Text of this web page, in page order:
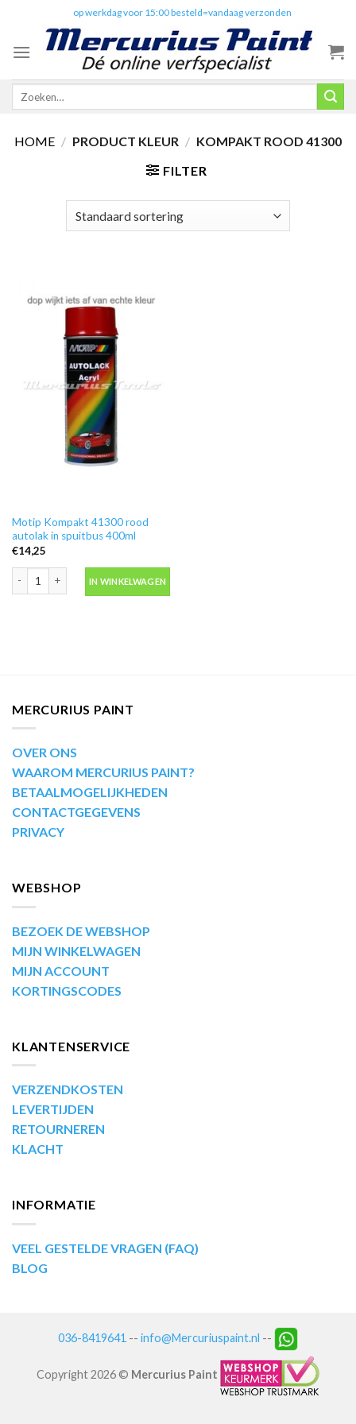
content
op werkdag voor 15:00 besteld=vandaag verzonden
Zoeken
HOME / PRODUCT KLEUR / KOMPAKT ROOD 41300
FILTER
Motip Kompakt 41300 rood
autolak in spuitbus 400ml
€14,25
IN WINKELWAGEN
MERCURIUS PAINT
OVER ONS
WAAROM MERCURIUS PAINT?
BETAALMOGELIJKHEDEN
CONTACTGEGEVENS
PRIVACY
WEBSHOP
BEZOEK DE WEBSHOP
MIJN WINKELWAGEN
MIJN ACCOUNT
KORTINGSCODES
KLANTENSERVICE
VERZENDKOSTEN
LEVERTIJDEN
RETOURNEREN
KLACHT
INFORMATIE
VEEL GESTELDE VRAGEN (FAQ)
BLOG
036-8419641 -- info@Mercuriuspaint.nl --
Copyright 2026 © Mercurius Paint